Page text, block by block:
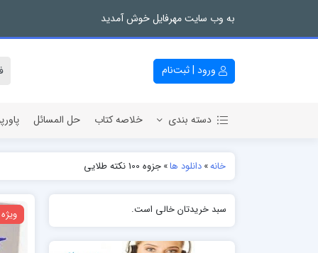
به وب سایت مهرفایل خوش آمدید
ورود | ثبت‌نام
دسته بندی خلاصه کتاب حل المسائل
خانه»دانلود ها»جزوه 100 نکته طلایی
ویژه سبد خریدتان خالی است.